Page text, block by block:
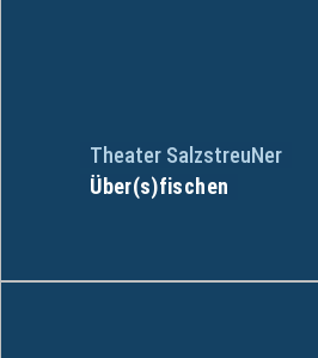
Theater SalzstreuNer
Über(s)fischen